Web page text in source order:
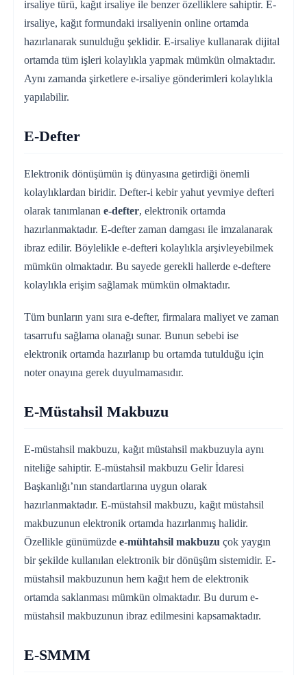
irsaliye türü, kağıt irsaliye ile benzer özelliklere sahiptir. E-
irsaliye, kağıt formundaki irsaliyenin online ortamda
hazırlanarak sunulduğu şeklidir. E-irsaliye kullanarak dijital
ortamda tüm işleri kolaylıkla yapmak mümkün olmaktadır.
Aynı zamanda şirketlere e-irsaliye gönderimleri kolaylıkla
yapılabilir.
E-Defter
Elektronik dönüşümün iş dünyasına getirdiği önemli
kolaylıklardan biridir. Defter-i kebir yahut yevmiye defteri
olarak tanımlanan e-defter, elektronik ortamda
hazırlanmaktadır. E-defter zaman damgası ile imzalanarak
ibraz edilir. Böylelikle e-defteri kolaylıkla arşivleyebilmek
mümkün olmaktadır. Bu sayede gerekli hallerde e-deftere
kolaylıkla erişim sağlamak mümkün olmaktadır.
Tüm bunların yanı sıra e-defter, firmalara maliyet ve zaman
tasarrufu sağlama olanağı sunar. Bunun sebebi ise
elektronik ortamda hazırlanıp bu ortamda tutulduğu için
noter onayına gerek duyulmamasıdır.
E-Müstahsil Makbuzu
E-müstahsil makbuzu, kağıt müstahsil makbuzuyla aynı
niteliğe sahiptir. E-müstahsil makbuzu Gelir İdaresi
Başkanlığı’nın standartlarına uygun olarak
hazırlanmaktadır. E-müstahsil makbuzu, kağıt müstahsil
makbuzunun elektronik ortamda hazırlanmış halidir.
Özellikle günümüzde e-mühtahsil makbuzu çok yaygın
bir şekilde kullanılan elektronik bir dönüşüm sistemidir. E-
müstahsil makbuzunun hem kağıt hem de elektronik
ortamda saklanması mümkün olmaktadır. Bu durum e-
müstahsil makbuzunun ibraz edilmesini kapsamaktadır.
E-SMMM